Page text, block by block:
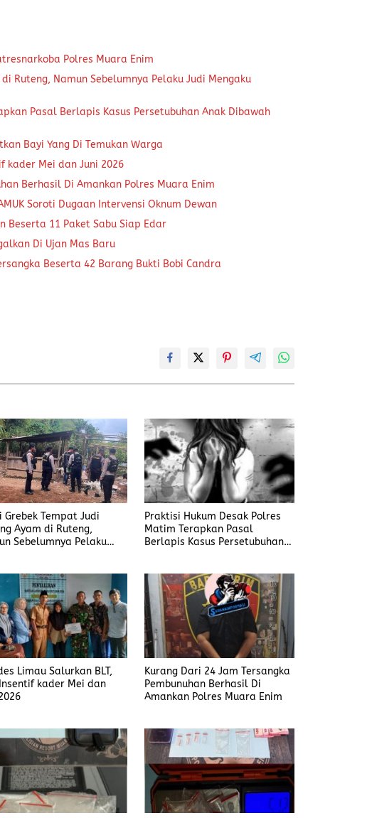
Polres Muara Enim
Ruteng, Namun Sebelumnya Pelaku Judi Mengaku
Pasal Berlapis Kasus Persetubuhan Anak Dibawah
Bayi Yang Di Temukan Warga
kader Mei dan Juni 2026
Berhasil Di Amankan Polres Muara Enim
Soroti Dugaan Intervensi Oknum Dewan
Beserta 11 Paket Sabu Siap Edar
Di Ujan Mas Baru
Beserta 42 Barang Bukti Bobi Candra
Grebek Tempat Judi
Ayam di Ruteng,
Sebelumnya Pelaku
Praktisi Hukum Desak Polres
Matim Terapkan Pasal
Berlapis Kasus Persetubuhan
Limau Salurkan BLT,
kader Mei dan
Kurang Dari 24 Jam Tersangka
Pembunuhan Berhasil Di
Amankan Polres Muara Enim